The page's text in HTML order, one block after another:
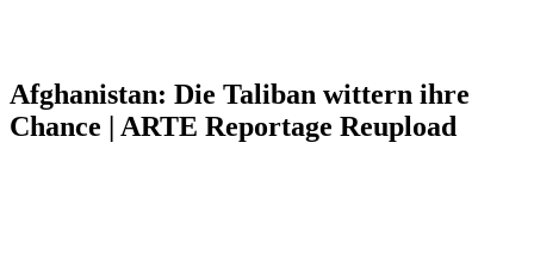
Afghanistan: Die Taliban wittern ihre
Chance | ARTE Reportage Reupload